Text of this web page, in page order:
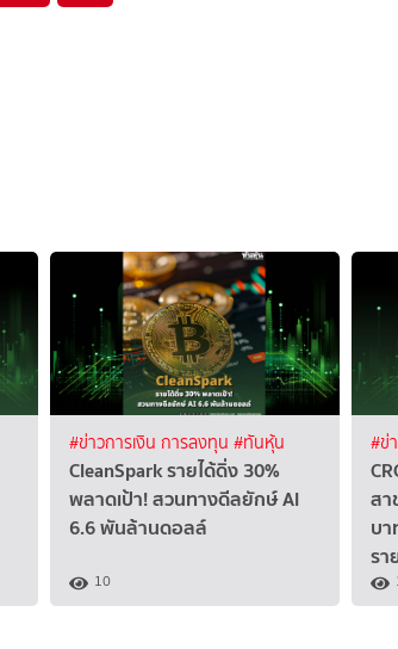
#ข่าวการเงิน การลงทุน #ทันหุ้น
CleanSpark รายได้ดิ่ง 30%
พลาดเป้า! สวนทางดีลยักษ์ AI
6.6 พันล้านดอลล์
10
#ข่
สา
บ
รา